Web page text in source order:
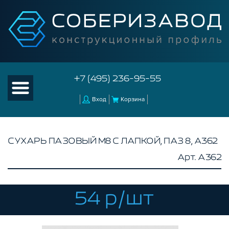
+7 (495) 236-95-55
Вход Корзина
КОМПЛЕКТУЮЩИЕ К ЧПУ
АКСЕССУАРЫ ДЛЯ V-ПАЗА
СУХАРЬ ПАЗОВЫЙ М8 С ЛАПКОЙ, ПАЗ 8, A362
Арт. A362
54 р/шт